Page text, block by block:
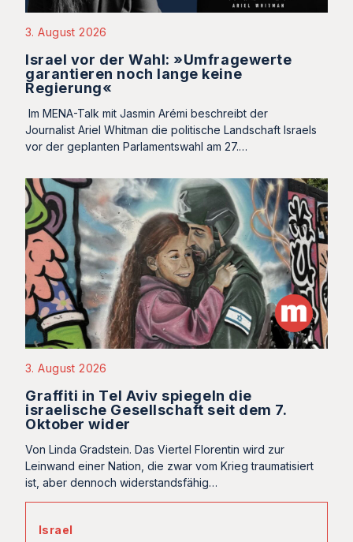
3. August 2026
Israel vor der Wahl: »Umfragewerte
garantieren noch lange keine
Regierung«
Im MENA-Talk mit Jasmin Arémi beschreibt der
Journalist Ariel Whitman die politische Landschaft Israels
vor der geplanten Parlamentswahl am 27.…
3. August 2026
Graffiti in Tel Aviv spiegeln die
israelische Gesellschaft seit dem 7.
Oktober wider
Von Linda Gradstein. Das Viertel Florentin wird zur
Leinwand einer Nation, die zwar vom Krieg traumatisiert
ist, aber dennoch widerstandsfähig…
Israel